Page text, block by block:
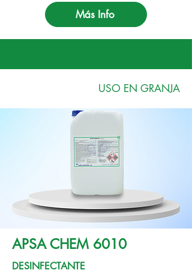
Más Info
USO EN GRANJA
APSA CHEM 6010
DESINFECTANTE